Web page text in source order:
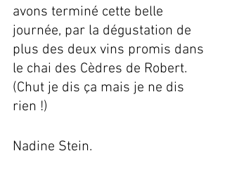
avons terminé cette belle
journée, par la dégustation de
plus des deux vins promis dans
le chai des Cèdres de Robert.
(Chut je dis ça mais je ne dis
rien !)
Nadine Stein.